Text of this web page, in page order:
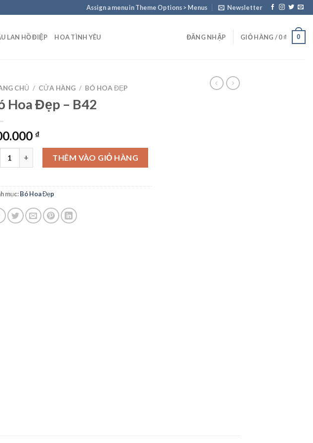
Assign a menu in Theme Options > Menus Newsletter
LAN HỒ ĐIỆP HOA TÌNH YÊU ĐĂNG NHẬP GIỎ HÀNG /0₫ 0
CHỦ / CỬA HÀNG / BÓ HOA ĐẸP
Hoa Đẹp – B42
₫
Hoa Đẹp - B42 số lượngTHÊM VÀO GIỎ HÀNG
mục:Bó Hoa Đẹp